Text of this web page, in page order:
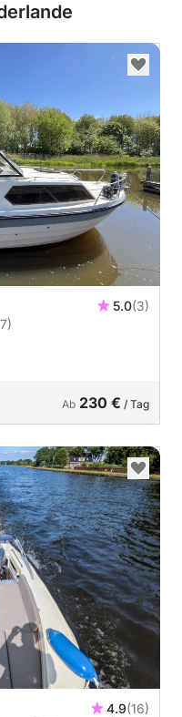
5.0(3)
Ab 230 € / Tag
4.9(16)